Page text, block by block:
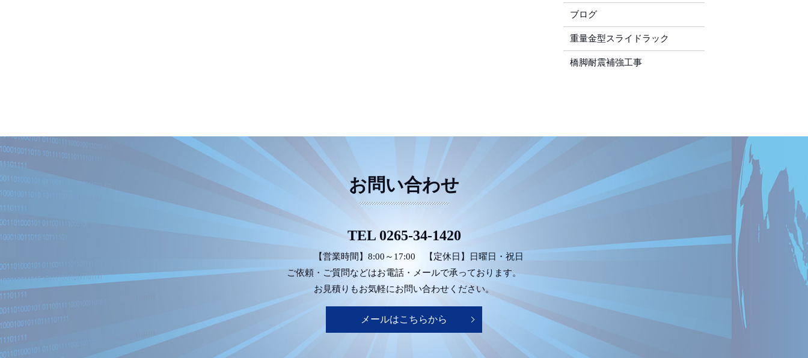
ブログ
重量金型スライドラック
橋脚耐震補強工事
お問い合わせ
TEL 0265-34-1420
【営業時間】8:00～17:00
【定休日】日曜日・祝日
ご依頼・ご質問などはお電話・メールで承っております。
お見積りもお気軽にお問い合わせください。
メールはこちらから